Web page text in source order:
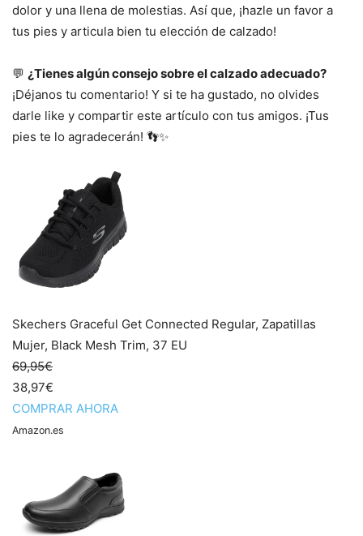
dolor y una llena de molestias. Así que, ¡hazle un favor a
tus pies y articula bien tu elección de calzado!
💬 ¿Tienes algún consejo sobre el calzado adecuado?
¡Déjanos tu comentario! Y si te ha gustado, no olvides
darle like y compartir este artículo con tus amigos. ¡Tus
pies te lo agradecerán! 👣✨
Skechers Graceful Get Connected Regular, Zapatillas
Mujer, Black Mesh Trim, 37 EU
69,95€
38,97€
COMPRAR AHORA
Amazon.es